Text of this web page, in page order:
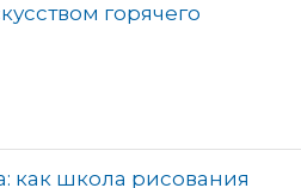
горячего
как школа рисования